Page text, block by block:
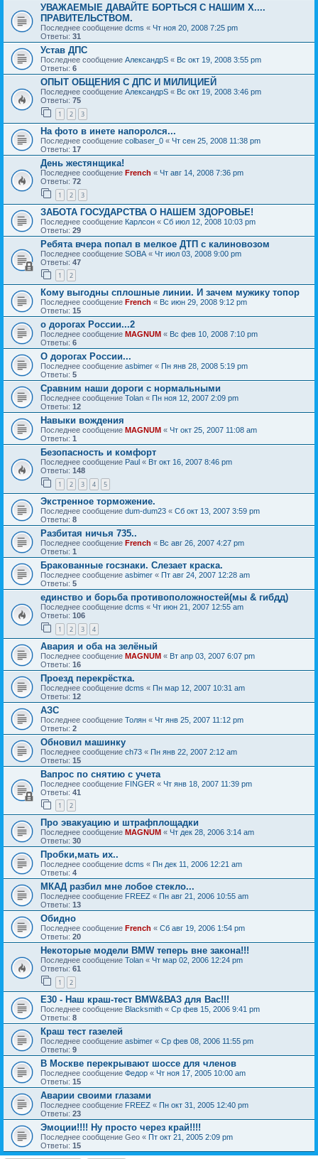
УВАЖАЕМЫЕ ДАВАЙТЕ БОРТЬСЯ С НАШИМ Х....
ПРАВИТЕЛЬСТВОМ.
Последнее сообщение dcms « Чт ноя 20, 2008 7:25 pm
Ответы: 31
Устав ДПС
Последнее сообщение АлександрS « Вс окт 19, 2008 3:55 pm
Ответы: 6
ОПЫТ ОБЩЕНИЯ С ДПС И МИЛИЦИЕЙ
Последнее сообщение АлександрS « Вс окт 19, 2008 3:46 pm
Ответы: 75
1 2 3
На фото в инете напоролся...
Последнее сообщение colbaser_0 « Чт сен 25, 2008 11:38 pm
Ответы: 17
День жестянщика!
Последнее сообщение French « Чт авг 14, 2008 7:36 pm
Ответы: 72
1 2 3
ЗАБОТА ГОСУДАРСТВА О НАШЕМ ЗДОРОВЬЕ!
Последнее сообщение Карлсон « Сб июл 12, 2008 10:03 pm
Ответы: 29
Ребята вчера попал в мелкое ДТП с калиновозом
Последнее сообщение SOBA « Чт июл 03, 2008 9:00 pm
Ответы: 47
1 2
Кому выгодны сплошные линии. И зачем мужику топор
Последнее сообщение French « Вс июн 29, 2008 9:12 pm
Ответы: 15
о дорогах России...2
Последнее сообщение MAGNUM « Вс фев 10, 2008 7:10 pm
Ответы: 6
О дорогах России...
Последнее сообщение asbimer « Пн янв 28, 2008 5:19 pm
Ответы: 5
Сравним наши дороги с нормальными
Последнее сообщение Tolan « Пн ноя 12, 2007 2:09 pm
Ответы: 12
Навыки вождения
Последнее сообщение MAGNUM « Чт окт 25, 2007 11:08 am
Ответы: 1
Безопасность и комфорт
Последнее сообщение Paul « Вт окт 16, 2007 8:46 pm
Ответы: 148
1 2 3 4 5
Экстренное торможение.
Последнее сообщение dum-dum23 « Сб окт 13, 2007 3:59 pm
Ответы: 8
Разбитая ничья 735..
Последнее сообщение French « Вс авг 26, 2007 4:27 pm
Ответы: 1
Бракованные госзнаки. Слезает краска.
Последнее сообщение asbimer « Пт авг 24, 2007 12:28 am
Ответы: 5
единство и борьба противоположностей(мы & гибдд)
Последнее сообщение dcms « Чт июн 21, 2007 12:55 am
Ответы: 106
1 2 3 4
Авария и оба на зелёный
Последнее сообщение MAGNUM « Вт апр 03, 2007 6:07 pm
Ответы: 16
Проезд перекрёстка.
Последнее сообщение dcms « Пн мар 12, 2007 10:31 am
Ответы: 12
АЗС
Последнее сообщение Толян « Чт янв 25, 2007 11:12 pm
Ответы: 2
Обновил машинку
Последнее сообщение ch73 « Пн янв 22, 2007 2:12 am
Ответы: 15
Вапрос по снятию с учета
Последнее сообщение FINGER « Чт янв 18, 2007 11:39 pm
Ответы: 41
1 2
Про эвакуацию и штрафплощадки
Последнее сообщение MAGNUM « Чт дек 28, 2006 3:14 am
Ответы: 30
Пробки,мать их..
Последнее сообщение dcms « Пн дек 11, 2006 12:21 am
Ответы: 4
МКАД разбил мне лобое стекло...
Последнее сообщение FREEZ « Пн авг 21, 2006 10:55 am
Ответы: 13
Обидно
Последнее сообщение French « Сб авг 19, 2006 1:54 pm
Ответы: 20
Некоторые модели BMW теперь вне закона!!!
Последнее сообщение Tolan « Чт мар 02, 2006 12:24 pm
Ответы: 61
1 2
E30 - Наш краш-тест BMW&ВАЗ для Вас!!!
Последнее сообщение Blacksmith « Ср фев 15, 2006 9:41 pm
Ответы: 8
Краш тест газелей
Последнее сообщение asbimer « Ср фев 08, 2006 11:55 pm
Ответы: 9
В Москве перекрывают шоссе для членов
Последнее сообщение Федор « Чт ноя 17, 2005 10:00 am
Ответы: 15
Аварии своими глазами
Последнее сообщение FREEZ « Пн окт 31, 2005 12:40 pm
Ответы: 23
Эмоции!!!! Ну просто через край!!!!
Последнее сообщение Geo « Пт окт 21, 2005 2:09 pm
Ответы: 15